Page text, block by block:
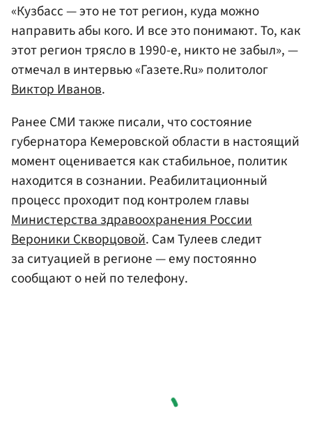
«Кузбасс — это не тот регион, куда можно
направить абы кого. И все это понимают. То, как
этот регион трясло в 1990-е, никто не забыл», —
отмечал в интервью «Газете.Ru» политолог
Виктор Иванов.
Ранее СМИ также писали, что состояние
губернатора Кемеровской области в настоящий
момент оценивается как стабильное, политик
находится в сознании. Реабилитационный
процесс проходит под контролем главы
Министерства здравоохранения России
Вероники Скворцовой. Сам Тулеев следит
за ситуацией в регионе — ему постоянно
сообщают о ней по телефону.